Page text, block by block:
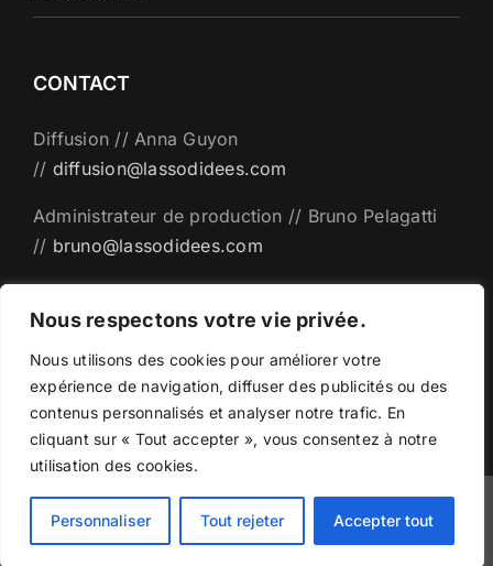
Nous respectons votre vie privée.
Nous utilisons des cookies pour améliorer votre
expérience de navigation, diffuser des publicités ou des
contenus personnalisés et analyser notre trafic. En
cliquant sur « Tout accepter », vous consentez à notre
utilisation des cookies.
Personnaliser Tout rejeter Accepter tout
CONTACT
Diffusion // Anna Guyon
// diffusion@lassodidees.com
Administrateur de production // Bruno Pelagatti
// bruno@lassodidees.com
//man@lassodidees.com
emanuelbemer.com -
Mentions légales